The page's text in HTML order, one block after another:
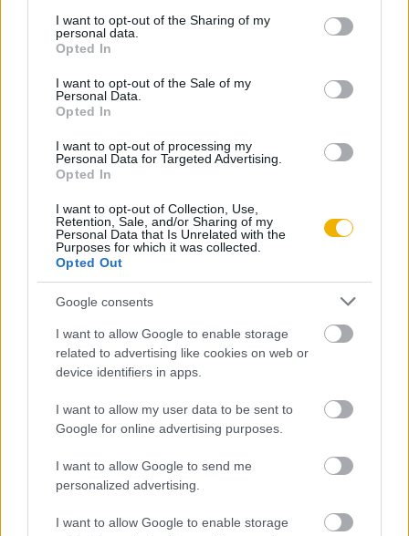
not limited to your visit or usage behaviour. You may click to
grant or deny consent to Google and its third-party tags to
use your data for below specified purposes in below Google
consent section.
I want to opt-out of the Sharing of my
personal data.
Opted In
I want to opt-out of the Sale of my
Personal Data.
Opted In
I want to opt-out of processing my
Personal Data for Targeted Advertising.
Opted In
I want to opt-out of Collection, Use,
Retention, Sale, and/or Sharing of my
Personal Data that Is Unrelated with the
Purposes for which it was collected.
Opted Out
Google consents
I want to allow Google to enable storage
related to advertising like cookies on web or
device identifiers in apps.
I want to allow my user data to be sent to
Google for online advertising purposes.
I want to allow Google to send me
personalized advertising.
I want to allow Google to enable storage
rendelkezik felhasználói fiókkal, kattintson ide:
Szerző
Németh György
Ismerje meg
Tananyag
Egyetemes történelem
Az ókori Róma
Az egyeduralom kialakulása és a principátus
rendszere